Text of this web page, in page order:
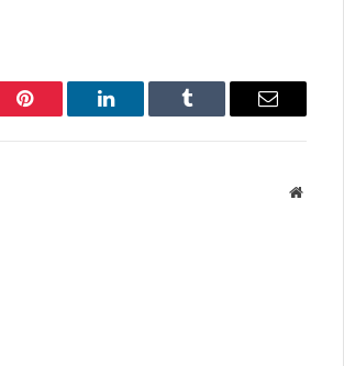
Pinterest LinkedIn Tumblr Email
Website